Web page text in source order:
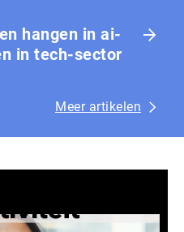
hangen in ai-
in tech-sector
Meer artikelen